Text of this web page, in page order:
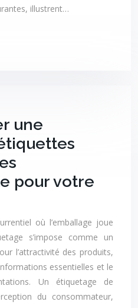
illustrent…
une
pour votre
où l’emballage joue
s’impose comme un
l’attractivité des produits,
essentielles et le
Un étiquetage de
du consommateur,